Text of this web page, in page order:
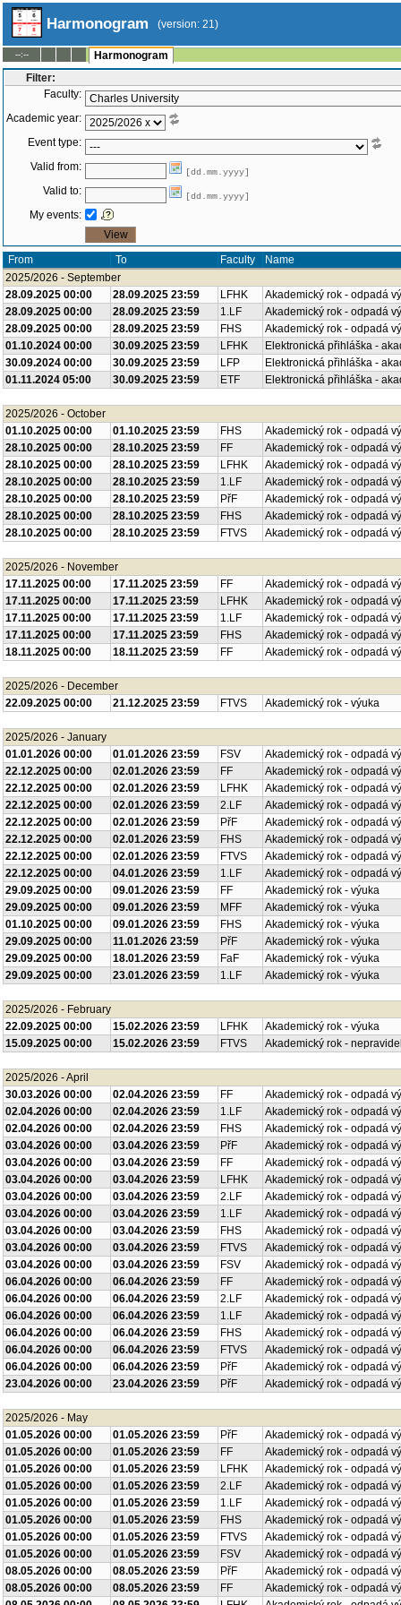
Harmonogram (version: 21)
--:--
Harmonogram
Filter:
Faculty:
Academic year:
Event type:
Valid from:
[dd.mm.yyyy]
Valid to: [dd.mm.yyyy]
My events:
From To Faculty
Name
2025/2026 - September
28.09.2025 00:00
28.09.2025 23:59 LFHK
Akademický rok - odpadá
28.09.2025 00:00
28.09.2025 23:59 1.LF
Akademický rok - odpadá
28.09.2025 00:00
28.09.2025 23:59 FHS
Akademický rok - odpadá
01.10.2024 00:00
30.09.2025 23:59 LFHK
Elektronická přihláška -
30.09.2024 00:00
30.09.2025 23:59 LFP
Elektronická přihláška -
01.11.2024 05:00
30.09.2025 23:59 ETF Elektronická přihláška -
2025/2026 - October
01.10.2025 00:00
01.10.2025 23:59 FHS
Akademický rok - odpadá
28.10.2025 00:00
28.10.2025 23:59 FF
Akademický rok - odpadá
28.10.2025 00:00
28.10.2025 23:59 LFHK
Akademický rok - odpadá
28.10.2025 00:00
28.10.2025 23:59 1.LF
Akademický rok - odpadá
28.10.2025 00:00
28.10.2025 23:59 PřF
Akademický rok - odpadá
28.10.2025 00:00
28.10.2025 23:59 FHS
Akademický rok - odpadá
28.10.2025 00:00
28.10.2025 23:59 FTVS Akademický rok - odpadá
2025/2026 - November
17.11.2025 00:00
17.11.2025 23:59 FF
Akademický rok - odpadá
17.11.2025 00:00
17.11.2025 23:59 LFHK
Akademický rok - odpadá
17.11.2025 00:00
17.11.2025 23:59 1.LF
Akademický rok - odpadá
17.11.2025 00:00
17.11.2025 23:59 FHS
Akademický rok - odpadá
18.11.2025 00:00
18.11.2025 23:59 FF Akademický rok - odpadá
2025/2026 - December
22.09.2025 00:00
21.12.2025 23:59 FTVS Akademický rok - výuka
2025/2026 - January
01.01.2026 00:00
01.01.2026 23:59 FSV
Akademický rok - odpadá
22.12.2025 00:00
02.01.2026 23:59 FF
Akademický rok - odpadá
22.12.2025 00:00
02.01.2026 23:59 LFHK
Akademický rok - odpadá
22.12.2025 00:00
02.01.2026 23:59 2.LF
Akademický rok - odpadá
22.12.2025 00:00
02.01.2026 23:59 PřF
Akademický rok - odpadá
22.12.2025 00:00
02.01.2026 23:59 FHS
Akademický rok - odpadá
22.12.2025 00:00
02.01.2026 23:59 FTVS
Akademický rok - odpadá
22.12.2025 00:00
04.01.2026 23:59 1.LF
Akademický rok - odpadá
29.09.2025 00:00
09.01.2026 23:59 FF
Akademický rok - výuka
29.09.2025 00:00
09.01.2026 23:59 MFF
Akademický rok - výuka
01.10.2025 00:00
09.01.2026 23:59 FHS
Akademický rok - výuka
29.09.2025 00:00
11.01.2026 23:59 PřF
Akademický rok - výuka
29.09.2025 00:00
18.01.2026 23:59 FaF
Akademický rok - výuka
29.09.2025 00:00
23.01.2026 23:59 1.LF Akademický rok - výuka
2025/2026 - February
22.09.2025 00:00
15.02.2026 23:59 LFHK
Akademický rok - výuka
15.09.2025 00:00
15.02.2026 23:59 FTVS Akademický rok -
2025/2026 - April
30.03.2026 00:00
02.04.2026 23:59 FF
Akademický rok - odpadá
02.04.2026 00:00
02.04.2026 23:59 1.LF
Akademický rok - odpadá
02.04.2026 00:00
02.04.2026 23:59 FHS
Akademický rok - odpadá
03.04.2026 00:00
03.04.2026 23:59 PřF
Akademický rok - odpadá
03.04.2026 00:00
03.04.2026 23:59 FF
Akademický rok - odpadá
03.04.2026 00:00
03.04.2026 23:59 LFHK
Akademický rok - odpadá
03.04.2026 00:00
03.04.2026 23:59 2.LF
Akademický rok - odpadá
03.04.2026 00:00
03.04.2026 23:59 1.LF
Akademický rok - odpadá
03.04.2026 00:00
03.04.2026 23:59 FHS
Akademický rok - odpadá
03.04.2026 00:00
03.04.2026 23:59 FTVS
Akademický rok - odpadá
03.04.2026 00:00
03.04.2026 23:59 FSV
Akademický rok - odpadá
06.04.2026 00:00
06.04.2026 23:59 FF
Akademický rok - odpadá
06.04.2026 00:00
06.04.2026 23:59 2.LF
Akademický rok - odpadá
06.04.2026 00:00
06.04.2026 23:59 1.LF
Akademický rok - odpadá
06.04.2026 00:00
06.04.2026 23:59 FHS
Akademický rok - odpadá
06.04.2026 00:00
06.04.2026 23:59 FTVS
Akademický rok - odpadá
06.04.2026 00:00
06.04.2026 23:59 PřF
Akademický rok - odpadá
23.04.2026 00:00
23.04.2026 23:59 PřF Akademický rok - odpadá
2025/2026 - May
01.05.2026 00:00
01.05.2026 23:59 PřF
Akademický rok - odpadá
01.05.2026 00:00
01.05.2026 23:59 FF
Akademický rok - odpadá
01.05.2026 00:00
01.05.2026 23:59 LFHK
Akademický rok - odpadá
01.05.2026 00:00
01.05.2026 23:59 2.LF
Akademický rok - odpadá
01.05.2026 00:00
01.05.2026 23:59 1.LF
Akademický rok - odpadá
01.05.2026 00:00
01.05.2026 23:59 FHS
Akademický rok - odpadá
01.05.2026 00:00
01.05.2026 23:59 FTVS
Akademický rok - odpadá
01.05.2026 00:00
01.05.2026 23:59 FSV
Akademický rok - odpadá
08.05.2026 00:00
08.05.2026 23:59 PřF
Akademický rok - odpadá
08.05.2026 00:00
08.05.2026 23:59 FF
Akademický rok - odpadá